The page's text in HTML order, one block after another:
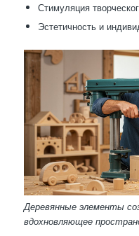
Стимуляция
Эстетичность и
Деревянные элементы
вдохновляющее